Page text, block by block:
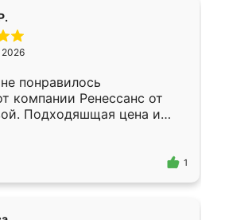
2026
понравилось
компании Ренессанс от
Подходяшщая цена и
изготовления. Приехавший
Владислав
эскизу самый
1